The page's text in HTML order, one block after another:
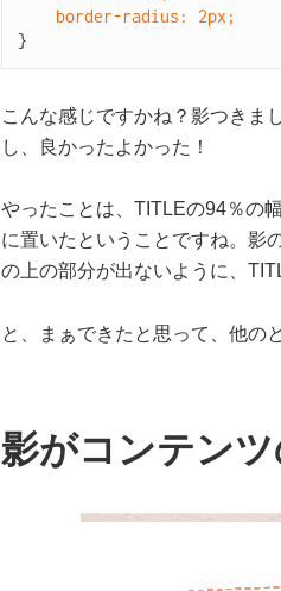
    border-radius: 2px;
こんな感じですかね？影つきま
し、良かったよかった！
やったことは、TITLEの94％の
に置いたということですね。影
の上の部分が出ないように、
と、まぁできたと思って、他の
影がコンテン